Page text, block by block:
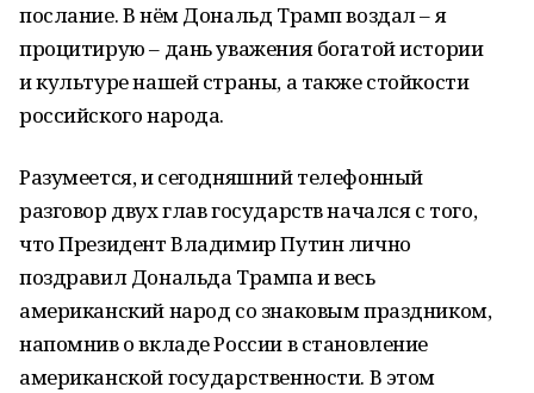
послание. В нём Дональд Трамп воздал – я
процитирую – дань уважения богатой истории
и культуре нашей страны, а также стойкости
российского народа.
Разумеется, и сегодняшний телефонный
разговор двух глав государств начался с того,
что Президент Владимир Путин лично
поздравил Дональда Трампа и весь
американский народ со знаковым праздником,
напомнив о вкладе России в становление
американской государственности. В этом